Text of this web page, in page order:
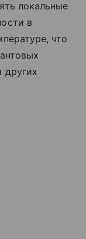
локальные
в
что
других